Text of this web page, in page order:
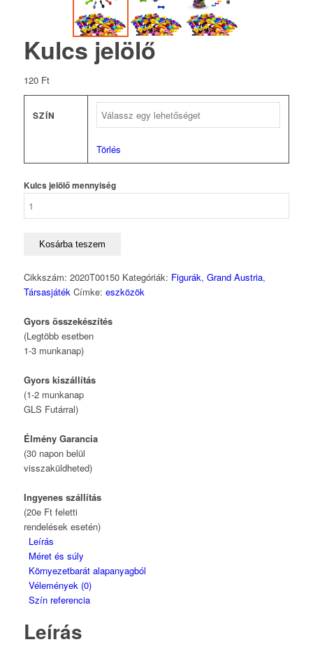
Kulcs jelölő
120 Ft
SZÍN
Törlés
Kulcs jelölő mennyiség
Kosárba teszem
Cikkszám: 2020T00150 Kategóriák: Figurák, Grand Austria,
Társasjáték Címke: eszközök
Gyors összekészítés
(Legtöbb esetben
1-3 munkanap)
Gyors kiszállítás
(1-2 munkanap
GLS Futárral)
Élmény Garancia
(30 napon belül
visszaküldheted)
Ingyenes szállítás
(20e Ft feletti
rendelések esetén)
Leírás
Méret és súly
Környezetbarát alapanyagból
Vélemények (0)
Szín referencia
Leírás